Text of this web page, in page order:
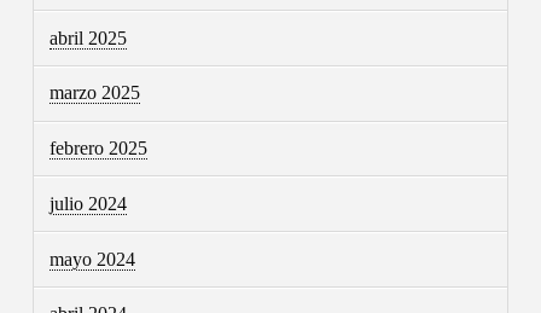
abril 2025
marzo 2025
febrero 2025
julio 2024
mayo 2024